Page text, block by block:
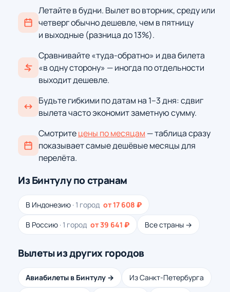
Летайте в будни. Вылет во вторник, среду или
четверг обычно дешевле, чем в пятницу
и выходные (разница до 13%).
Сравнивайте «туда-обратно» и два билета
«в одну сторону» — иногда по отдельности
выходит дешевле.
Будьте гибкими по датам на 1–3 дня: сдвиг
вылета часто экономит заметную сумму.
Смотритецены по месяцам — таблица сразу
показывает самые дешёвые месяцы для
перелёта.
Из Бинтулу по странам
В Индонезию · 1 город от 17 608 ₽
В Россию · 1 город от 39 641 ₽ Все страны →
Вылеты из других городов
Авиабилеты в Бинтулу → Из Санкт-Петербурга